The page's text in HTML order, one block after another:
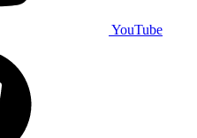
YouTube